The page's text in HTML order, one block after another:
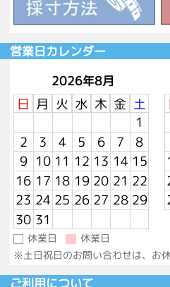
営業日カレンダー
2026年8月
日 月 火 水 木 金 土
1
2
3 4 5 6 7
8
9 10 11 12 13 14 15
16 17 18 19 20 21 22
23 24 25 26 27 28 29
30 31
休業日
休業日
※土日祝日のお問い合わせは、お
ご利用について